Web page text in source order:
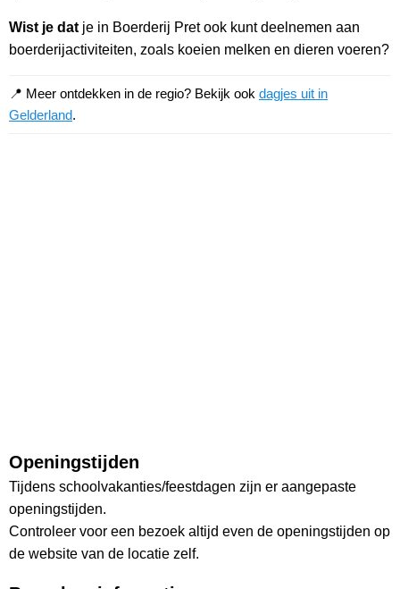
Wist je dat je in Boerderij Pret ook kunt deelnemen aan
boerderijactiviteiten, zoals koeien melken en dieren voeren?
📍 Meer ontdekken in de regio? Bekijk ook dagjes uit in
Gelderland.
Openingstijden
Tijdens schoolvakanties/feestdagen zijn er aangepaste
openingstijden.
Controleer voor een bezoek altijd even de openingstijden op
de website van de locatie zelf.